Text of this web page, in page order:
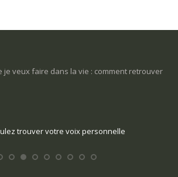
je veux faire dans la vie : comment retrouver
trouver votre voix personnelle